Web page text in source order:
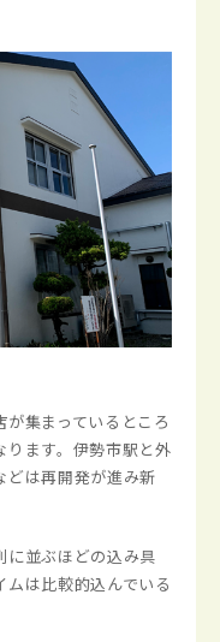
集まっているところ
ります。伊勢市駅と外
どは再開発が進み新
に並ぶほどの込み具
は比較的込んでいる